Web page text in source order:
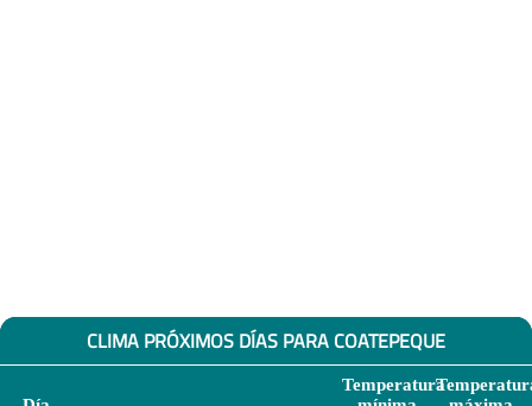
CLIMA PRÓXIMOS DÍAS PARA COATEPEQUE
Temperatura